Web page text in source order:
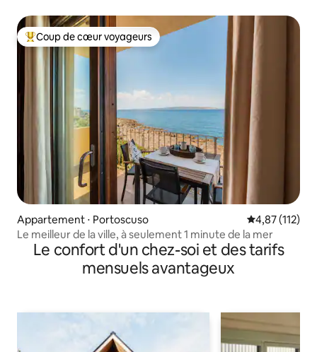
Coups de cœur voyageurs les plus appréciés
Coup de cœur voyageurs
Appartement ⋅ Portoscuso Évaluation
4,87 (112)
Le meilleur de la ville, à seulement 1 minute de la mer
Le confort d'un chez-soi et des tarifs
mensuels avantageux